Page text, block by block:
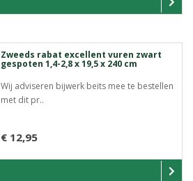
Zweeds rabat excellent vuren zwart
gespoten 1,4-2,8 x 19,5 x 240 cm
Wij adviseren bijwerk beits mee te bestellen
met dit pr..
€ 12,95